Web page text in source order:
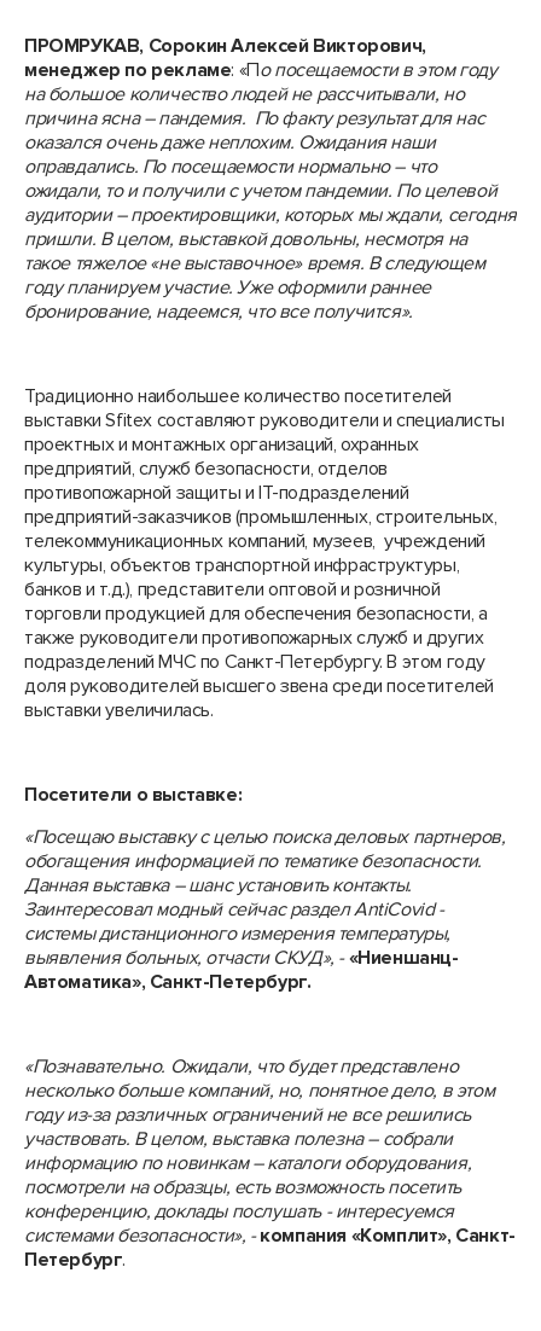
ПРОМРУКАВ, Сорокин Алексей Викторович,
менеджер по рекламе: «По посещаемости в этом году
на большое количество людей не рассчитывали, но
причина ясна – пандемия. По факту результат для нас
оказался очень даже неплохим. Ожидания наши
оправдались. По посещаемости нормально – что
ожидали, то и получили с учетом пандемии. По целевой
аудитории – проектировщики, которых мы ждали, сегодня
пришли. В целом, выставкой довольны, несмотря на
такое тяжелое «не выставочное» время. В следующем
году планируем участие. Уже оформили раннее
бронирование, надеемся, что все получится».
Традиционно наибольшее количество посетителей
выставки Sfitex составляют руководители и специалисты
проектных и монтажных организаций, охранных
предприятий, служб безопасности, отделов
противопожарной защиты и IT-подразделений
предприятий-заказчиков (промышленных, строительных,
телекоммуникационных компаний, музеев, учреждений
культуры, объектов транспортной инфраструктуры,
банков и т.д.), представители оптовой и розничной
торговли продукцией для обеспечения безопасности, а
также руководители противопожарных служб и других
подразделений МЧС по Санкт-Петербургу. В этом году
доля руководителей высшего звена среди посетителей
выставки увеличилась.
Посетители о выставке:
«Посещаю выставку с целью поиска деловых партнеров,
обогащения информацией по тематике безопасности.
Данная выставка – шанс установить контакты.
Заинтересовал модный сейчас раздел AntiCovid -
системы дистанционного измерения температуры,
выявления больных, отчасти СКУД», -«Ниеншанц-
Автоматика», Санкт-Петербург.
«Познавательно. Ожидали, что будет представлено
несколько больше компаний, но, понятное дело, в этом
году из-за различных ограничений не все решились
участвовать. В целом, выставка полезна – собрали
информацию по новинкам – каталоги оборудования,
посмотрели на образцы, есть возможность посетить
конференцию, доклады послушать - интересуемся
системами безопасности», -компания «Комплит», Санкт-
Петербург.